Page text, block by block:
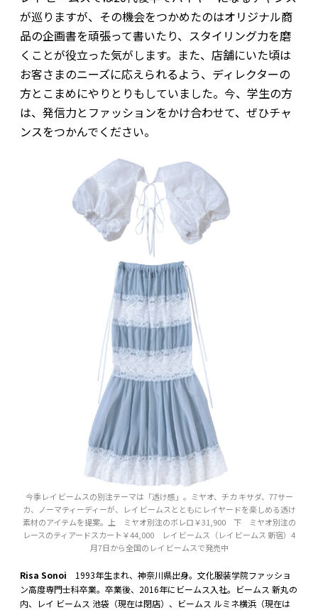
が巡りますが、その機会をつかめたのはオリジナル商
品の企画書を頑張って書いたり、スタイリング力を磨
くことが役立った気がします。また、店舗にいた頃は
お客さまのニーズに応えられるよう、ディレクターの
方とこまめにやりとりもしていました。今、学生の方
は、発信力とファッションをかけ合わせて、ぜひチャ
ンスをつかんでください。
今季レイ ビームスの別注テーマは「透け感」。ミヤオ、チカ キサダ、77サー
カ、ノーマティーディーが、レイ ビームスとともにレイヤードを楽しめる透け
素材のアイテムを提案。上 ミヤオ別注のボレロ￥31,900 下 ミヤオ別注の
レースのティアードスカート￥44,000 レイ ビームス（レイ ビームス 新宿）4
月7日から全国のレイ ビームスで発売中
Risa Sonoi 1993年生まれ、神奈川県出身。文化服装学院ファッショ
ン高度専門士科卒業。卒業後、2016年にビームス入社。ビームス 新丸の
内、レイ ビームス 池袋（現在は閉店）、ビームス ルミネ横浜（現在は